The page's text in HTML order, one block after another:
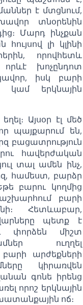
է մտցնում,
տնօրենին
Մարդ ինչքան
լի կլինի
որովհետև
որևէ խոչընդոտ
իսկ բարի
կամ երկնային
Այսօր էլ մեծ
պայքարում են,
բացատրություն
հավերժական
տալ ամեն ինչ,
համեստ, բարձր
բարու կողմից
բարի
Հետևաբար,
պետք է
փորձեն միշտ
ուղղել
արժեքների
կիրառվեն
գոնե իրենց
որոշ երկնային
ոճ։